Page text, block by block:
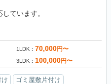
ています。
1LDK 70,000円〜
3LDK 100,000円〜
け
ゴミ屋敷片付け